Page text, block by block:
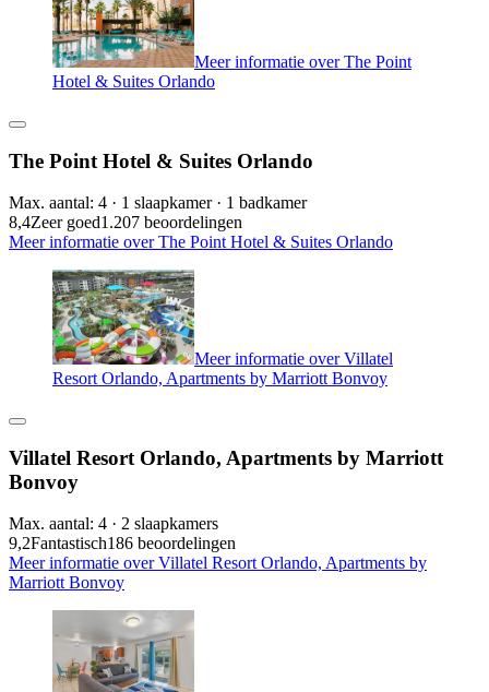
Meer informatie over The Point
Hotel & Suites Orlando
The Point Hotel & Suites Orlando
Max. aantal: 4 · 1 slaapkamer · 1 badkamer
8,4Zeer goed1.207 beoordelingen
Meer informatie over The Point Hotel & Suites Orlando
Meer informatie over Villatel
Resort Orlando, Apartments by Marriott Bonvoy
Villatel Resort Orlando, Apartments by Marriott
Bonvoy
Max. aantal: 4 · 2 slaapkamers
9,2Fantastisch186 beoordelingen
Meer informatie over Villatel Resort Orlando, Apartments by
Marriott Bonvoy